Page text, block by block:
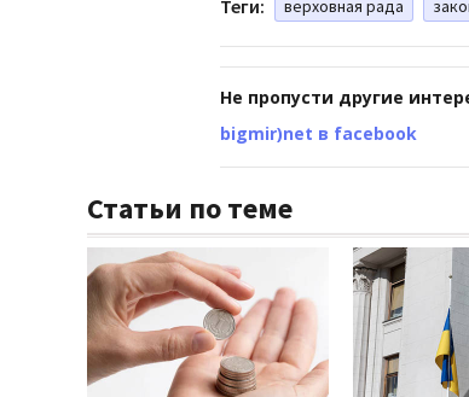
Теги: верховная рада
Не пропусти другие
bigmir)net в facebook
Статьи по теме